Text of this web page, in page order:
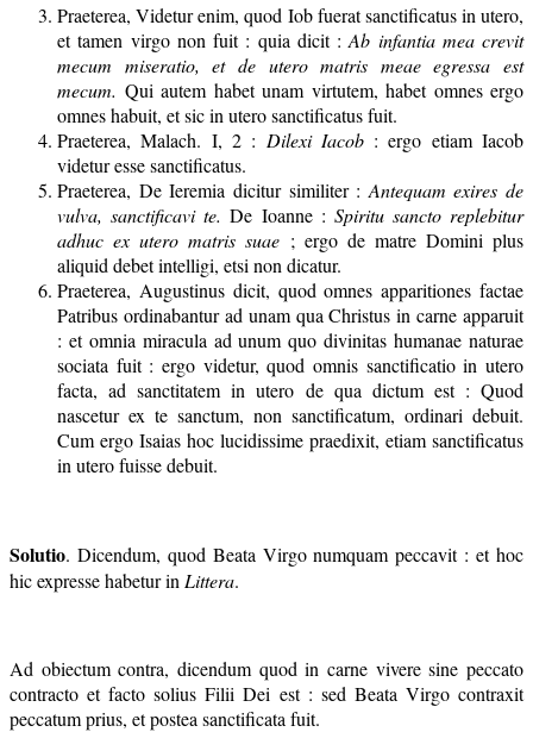
Praeterea, Videtur enim, quod Iob fuerat sanctificatus in utero,
et tamen virgo non fuit : quia dicit :Ab infantia mea crevit
mecum miseratio, et de utero matris meae egressa est
mecum. Qui autem habet unam virtutem, habet omnes ergo
omnes habuit, et sic in utero sanctificatus fuit.
Praeterea, Malach. I, 2 : Dilexi Iacob: ergo etiam Iacob
videtur esse sanctificatus.
Praeterea, De Ieremia dicitur similiter : Antequam exires de
vulva, sanctificavi te. De Ioanne : Spiritu sancto replebitur
adhuc ex utero matris suae ; ergo de matre Domini plus
aliquid debet intelligi, etsi non dicatur.
Praeterea, Augustinus dicit, quod omnes apparitiones factae
Patribus ordinabantur ad unam qua Christus in carne apparuit
: et omnia miracula ad unum quo divinitas humanae naturae
sociata fuit : ergo videtur, quod omnis sanctificatio in utero
facta, ad sanctitatem in utero de qua dictum est : Quod
nascetur ex te sanctum, non sanctificatum, ordinari debuit.
Cum ergo Isaias hoc lucidissime praedixit, etiam sanctificatus
in utero fuisse debuit.
Solutio. Dicendum, quod Beata Virgo numquam peccavit : et hoc
hic expresse habetur in Littera.
Ad obiectum contra, dicendum quod in carne vivere sine peccato
contracto et facto solius Filii Dei est : sed Beata Virgo contraxit
peccatum prius, et postea sanctificata fuit.